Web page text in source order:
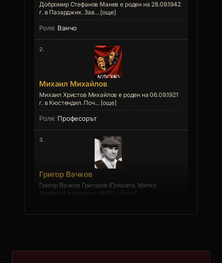
Добромир Стефанов Манев е роден на 28.09.1942
г. в Пазарджик. Зав... [още]
Ванчо
2.
Михаил Михайлов
Михаил Христов Михайлов е роден на 06.09.1921
г. в Кюстендил. Поч... [още]
Професорът
3.
Григор Вачков
Григор Вачков Григоров (Гришата, Митко
Бомбата) е роден на 26.05.... [още]